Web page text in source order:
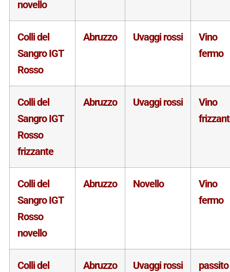
novello
Colli del
Sangro IGT
Rosso
Abruzzo Uvaggi rossi
Vino
fermo
Colli del
Sangro IGT
Rosso
frizzante
Abruzzo Uvaggi rossi
Vino
Colli del
Sangro IGT
Rosso
novello
Abruzzo Novello
Vino
fermo
Colli del
Abruzzo Uvaggi rossi passito